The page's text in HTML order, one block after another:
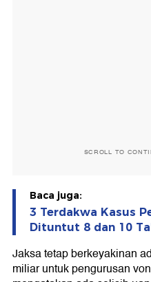
SCROLL TO
Baca juga:
3 Terdakwa Kasus
Dituntut 8 dan 10
Jaksa tetap berkeyakinan
miliar untuk pengurusan